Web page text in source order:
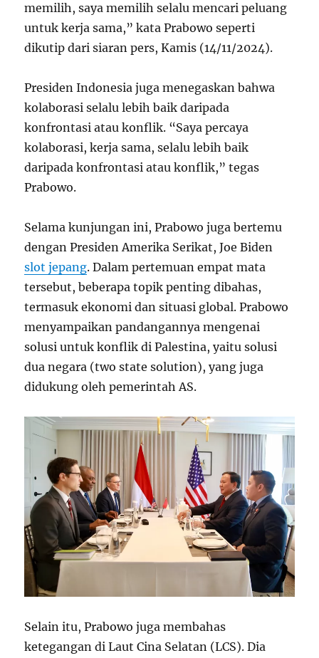
memilih, saya memilih selalu mencari peluang
untuk kerja sama,” kata Prabowo seperti
dikutip dari siaran pers, Kamis (14/11/2024).
Presiden Indonesia juga menegaskan bahwa
kolaborasi selalu lebih baik daripada
konfrontasi atau konflik. “Saya percaya
kolaborasi, kerja sama, selalu lebih baik
daripada konfrontasi atau konflik,” tegas
Prabowo.
Selama kunjungan ini, Prabowo juga bertemu
dengan Presiden Amerika Serikat, Joe Biden
slot jepang. Dalam pertemuan empat mata
tersebut, beberapa topik penting dibahas,
termasuk ekonomi dan situasi global. Prabowo
menyampaikan pandangannya mengenai
solusi untuk konflik di Palestina, yaitu solusi
dua negara (two state solution), yang juga
didukung oleh pemerintah AS.
Selain itu, Prabowo juga membahas
ketegangan di Laut Cina Selatan (LCS). Dia